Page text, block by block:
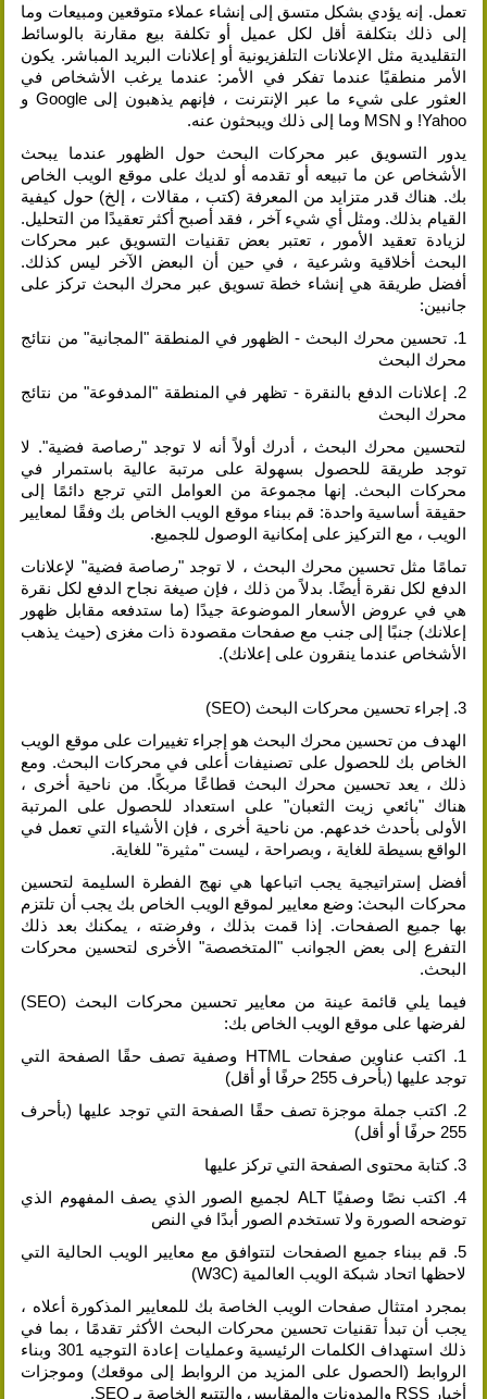
تعمل. إنه يؤدي بشكل متسق إلى إنشاء عملاء متوقعين ومبيعات وما
إلى ذلك بتكلفة أقل لكل عميل أو تكلفة بيع مقارنة بالوسائط
التقليدية مثل الإعلانات التلفزيونية أو إعلانات البريد المباشر. يكون
الأمر منطقيًا عندما تفكر في الأمر: عندما يرغب الأشخاص في
العثور على شيء ما عبر الإنترنت ، فإنهم يذهبون إلى Google و
Yahoo! و MSN وما إلى ذلك ويبحثون عنه.
يدور التسويق عبر محركات البحث حول الظهور عندما يبحث
الأشخاص عن ما تبيعه أو تقدمه أو لديك على موقع الويب الخاص
بك. هناك قدر متزايد من المعرفة (كتب ، مقالات ، إلخ) حول كيفية
القيام بذلك. ومثل أي شيء آخر ، فقد أصبح أكثر تعقيدًا من التحليل.
لزيادة تعقيد الأمور ، تعتبر بعض تقنيات التسويق عبر محركات
البحث أخلاقية وشرعية ، في حين أن البعض الآخر ليس كذلك.
أفضل طريقة هي إنشاء خطة تسويق عبر محرك البحث تركز على
جانبين:
1. تحسين محرك البحث - الظهور في المنطقة "المجانية" من نتائج
محرك البحث
2. إعلانات الدفع بالنقرة - تظهر في المنطقة "المدفوعة" من نتائج
محرك البحث
لتحسين محرك البحث ، أدرك أولاً أنه لا توجد "رصاصة فضية". لا
توجد طريقة للحصول بسهولة على مرتبة عالية باستمرار في
محركات البحث. إنها مجموعة من العوامل التي ترجع دائمًا إلى
حقيقة أساسية واحدة: قم ببناء موقع الويب الخاص بك وفقًا لمعايير
الويب ، مع التركيز على إمكانية الوصول للجميع.
تمامًا مثل تحسين محرك البحث ، لا توجد "رصاصة فضية" لإعلانات
الدفع لكل نقرة أيضًا. بدلاً من ذلك ، فإن صيغة نجاح الدفع لكل نقرة
هي في عروض الأسعار الموضوعة جيدًا (ما ستدفعه مقابل ظهور
إعلانك) جنبًا إلى جنب مع صفحات مقصودة ذات مغزى (حيث يذهب
الأشخاص عندما ينقرون على إعلانك).
3. إجراء تحسين محركات البحث (SEO)
الهدف من تحسين محرك البحث هو إجراء تغييرات على موقع الويب
الخاص بك للحصول على تصنيفات أعلى في محركات البحث. ومع
ذلك ، يعد تحسين محرك البحث قطاعًا مربكًا. من ناحية أخرى ،
هناك "بائعي زيت الثعبان" على استعداد للحصول على المرتبة
الأولى بأحدث خدعهم. من ناحية أخرى ، فإن الأشياء التي تعمل في
الواقع بسيطة للغاية ، وبصراحة ، ليست "مثيرة" للغاية.
أفضل إستراتيجية يجب اتباعها هي نهج الفطرة السليمة لتحسين
محركات البحث: وضع معايير لموقع الويب الخاص بك يجب أن تلتزم
بها جميع الصفحات. إذا قمت بذلك ، وفرضته ، يمكنك بعد ذلك
التفرع إلى بعض الجوانب "المتخصصة" الأخرى لتحسين محركات
البحث.
فيما يلي قائمة عينة من معايير تحسين محركات البحث (SEO)
لفرضها على موقع الويب الخاص بك:
1. اكتب عناوين صفحات HTML وصفية تصف حقًا الصفحة التي
توجد عليها (بأحرف 255 حرفًا أو أقل)
2. اكتب جملة موجزة تصف حقًا الصفحة التي توجد عليها (بأحرف
255 حرفًا أو أقل)
3. كتابة محتوى الصفحة التي تركز عليها
4. اكتب نصًا وصفيًا ALT لجميع الصور الذي يصف المفهوم الذي
توضحه الصورة ولا تستخدم الصور أبدًا في النص
5. قم ببناء جميع الصفحات لتتوافق مع معايير الويب الحالية التي
لاحظها اتحاد شبكة الويب العالمية (W3C)
بمجرد امتثال صفحات الويب الخاصة بك للمعايير المذكورة أعلاه ،
يجب أن تبدأ تقنيات تحسين محركات البحث الأكثر تقدمًا ، بما في
ذلك استهداف الكلمات الرئيسية وعمليات إعادة التوجيه 301 وبناء
الروابط (الحصول على المزيد من الروابط إلى موقعك) وموجزات
أخبار RSS والمدونات والمقاييس والتتبع الخاصة بـ SEO.